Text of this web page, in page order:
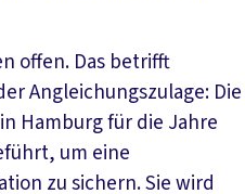
offen. Das betrifft
Angleichungszulage: Die
Hamburg für die Jahre
um eine
zu sichern. Sie wird